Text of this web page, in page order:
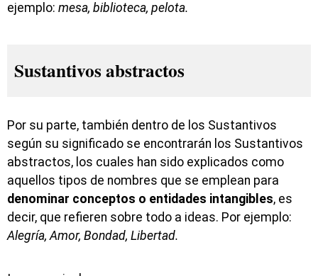
ejemplo: mesa, biblioteca, pelota.
Sustantivos abstractos
Por su parte, también dentro de los Sustantivos
según su significado se encontrarán los Sustantivos
abstractos, los cuales han sido explicados como
aquellos tipos de nombres que se emplean para
denominar conceptos o entidades intangibles, es
decir, que refieren sobre todo a ideas. Por ejemplo:
Alegría, Amor, Bondad, Libertad.